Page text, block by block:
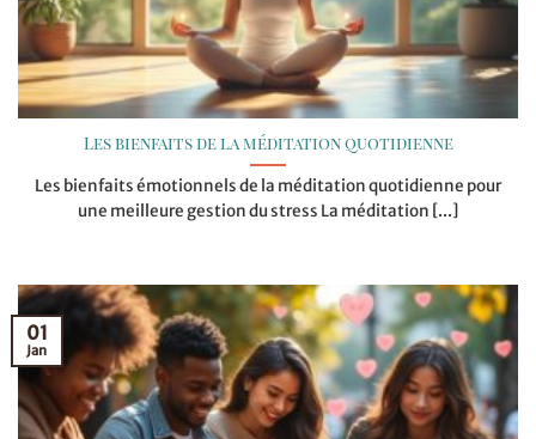
Les bienfaits de la méditation quotidienne
Les bienfaits émotionnels de la méditation quotidienne pour
une meilleure gestion du stress La méditation [...]
01
Jan